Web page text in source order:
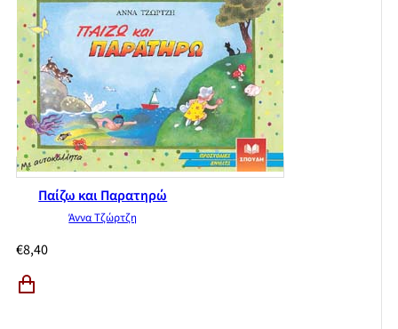
Παίζω και Παρατηρώ
Άννα Τζώρτζη
€8,40